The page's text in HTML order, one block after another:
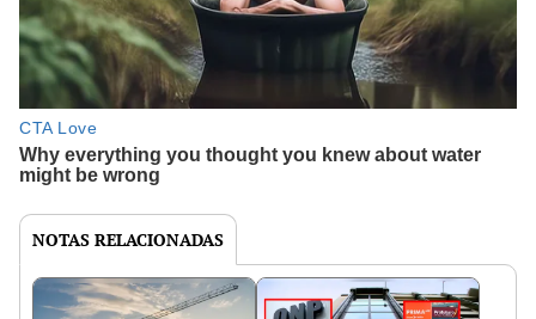
NOTAS RELACIONADAS